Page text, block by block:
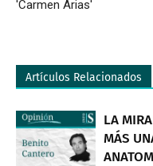
'Carmen Arias'
Artículos Relacionados
LA
MÁS